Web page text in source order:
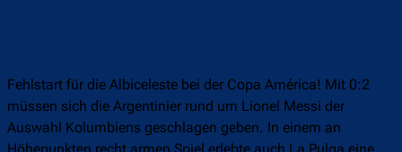
Fehlstart für die Albiceleste bei der Copa América! Mit 0:2
müssen sich die Argentinier rund um Lionel Messi der
Auswahl Kolumbiens geschlagen geben. In einem an